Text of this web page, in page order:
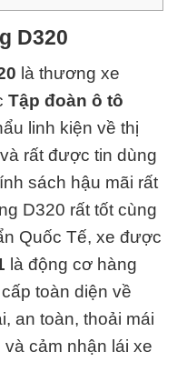
D320
là thương xe
Tập đoàn ô tô
linh kiện về thị
rất được tin dùng
sách hậu mãi rất
D320 rất tốt cùng
Quốc Tế, xe được
là động cơ hàng
toàn diện về
an toàn, thoải mái
cảm nhận lái xe